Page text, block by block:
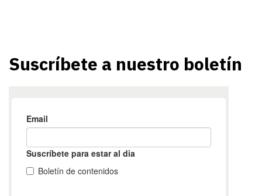
Suscríbete a nuestro boletín